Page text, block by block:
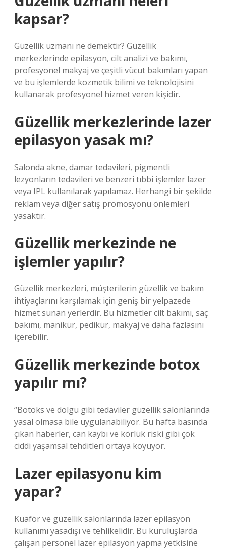
kapsar?
Güzellik uzmanı ne demektir? Güzellik
merkezlerinde epilasyon, cilt analizi ve bakımı,
profesyonel makyaj ve çeşitli vücut bakımları yapan
ve bu işlemlerde kozmetik bilimi ve teknolojisini
kullanarak profesyonel hizmet veren kişidir.
Güzellik merkezlerinde lazer
epilasyon yasak mı?
Salonda akne, damar tedavileri, pigmentli
lezyonların tedavileri ve benzeri tıbbi işlemler lazer
veya IPL kullanılarak yapılamaz. Herhangi bir şekilde
reklam veya diğer satış promosyonu önlemleri
yasaktır.
Güzellik merkezinde ne
işlemler yapılır?
Güzellik merkezleri, müşterilerin güzellik ve bakım
ihtiyaçlarını karşılamak için geniş bir yelpazede
hizmet sunan yerlerdir. Bu hizmetler cilt bakımı, saç
bakımı, manikür, pedikür, makyaj ve daha fazlasını
içerebilir.
Güzellik merkezinde botox
yapılır mı?
“Botoks ve dolgu gibi tedaviler güzellik salonlarında
yasal olmasa bile uygulanabiliyor. Bu hafta basında
çıkan haberler, can kaybı ve körlük riski gibi çok
ciddi yaşamsal tehditleri ortaya koyuyor.
Lazer epilasyonu kim
yapar?
Kuaför ve güzellik salonlarında lazer epilasyon
kullanımı yasadışı ve tehlikelidir. Bu kuruluşlarda
çalışan personel lazer epilasyon yapma yetkisine